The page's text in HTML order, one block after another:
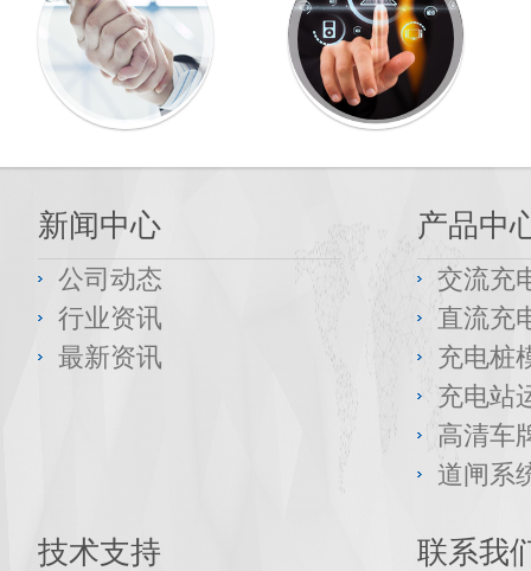
新闻中心
公司动态
行业资讯
最新资讯
产品中
交流充
直流充
充电桩
充电站
高清车
道闸系
技术支持 联系我